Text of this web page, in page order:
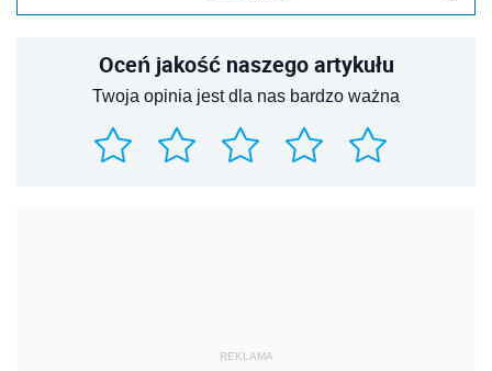
Oceń jakość naszego artykułu
Twoja opinia jest dla nas bardzo ważna
REKLAMA